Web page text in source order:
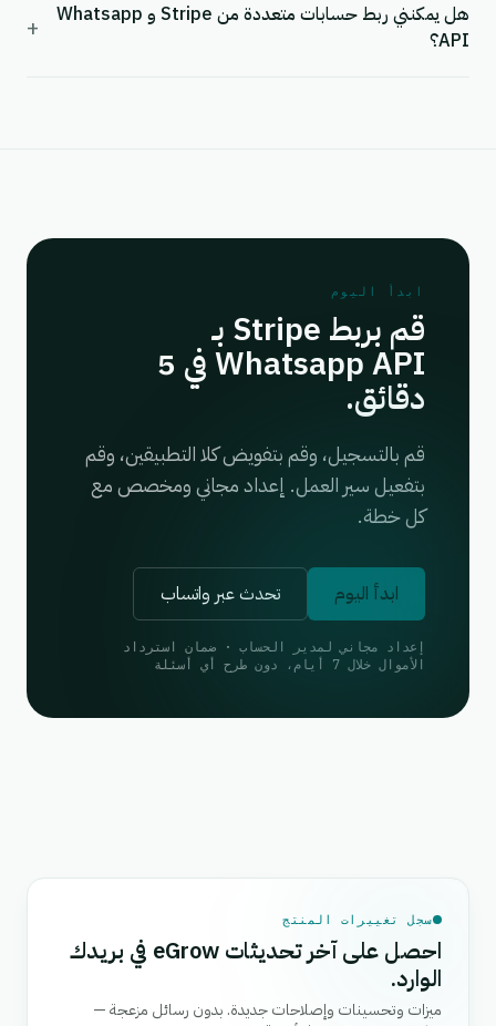
هل يمكنني ربط حسابات متعددة من Stripe و Whatsapp
API؟
+
ابدأ اليوم
قم بربط Stripe بـ
Whatsapp API في 5
دقائق.
قم بالتسجيل، وقم بتفويض كلا التطبيقين، وقم
بتفعيل سير العمل. إعداد مجاني ومخصص مع
كل خطة.
ابدأ اليوم تحدث عبر واتساب
إعداد مجاني لمدير الحساب · ضمان استرداد
الأموال خلال 7 أيام، دون طرح أي أسئلة
سجل تغييرات المنتج
احصل على آخر تحديثات eGrow في بريدك
الوارد.
ميزات وتحسينات وإصلاحات جديدة. بدون رسائل مزعجة —